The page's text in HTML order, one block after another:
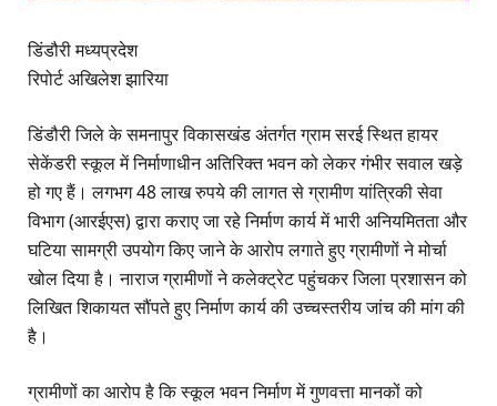
डिंडौरी मध्यप्रदेश
रिपोर्ट अखिलेश झारिया
डिंडौरी जिले के समनापुर विकासखंड अंतर्गत ग्राम सरई स्थित हायर
सेकेंडरी स्कूल में निर्माणाधीन अतिरिक्त भवन को लेकर गंभीर सवाल खड़े
हो गए हैं। लगभग 48 लाख रुपये की लागत से ग्रामीण यांत्रिकी सेवा
विभाग (आरईएस) द्वारा कराए जा रहे निर्माण कार्य में भारी अनियमितता और
घटिया सामग्री उपयोग किए जाने के आरोप लगाते हुए ग्रामीणों ने मोर्चा
खोल दिया है। नाराज ग्रामीणों ने कलेक्ट्रेट पहुंचकर जिला प्रशासन को
लिखित शिकायत सौंपते हुए निर्माण कार्य की उच्चस्तरीय जांच की मांग की
है।
ग्रामीणों का आरोप है कि स्कूल भवन निर्माण में गुणवत्ता मानकों को